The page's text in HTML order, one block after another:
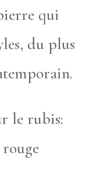
qui
du plus
le rubis: